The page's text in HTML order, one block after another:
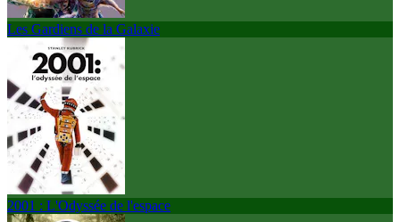
Les Gardiens de la Galaxie
2001 : L'Odyssée de l'espace